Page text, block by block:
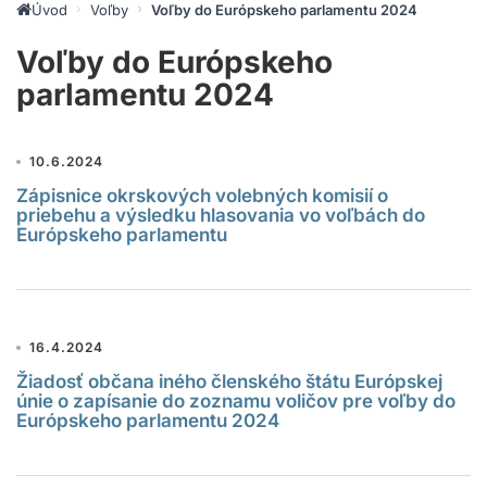
Úvod Voľby Voľby do Európskeho parlamentu 2024
Voľby do Európskeho
parlamentu 2024
10.6.2024
Zápisnice okrskových volebných komisií o
priebehu a výsledku hlasovania vo voľbách do
Európskeho parlamentu
16.4.2024
Žiadosť občana iného členského štátu Európskej
únie o zapísanie do zoznamu voličov pre voľby do
Európskeho parlamentu 2024